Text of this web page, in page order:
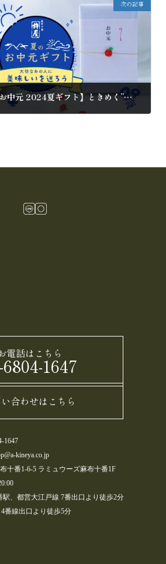
次の記事
【麻布十番 杵屋のお中元 2024夏ギフト】ときめく”りんごの水引き”がアイコンの、杵屋のやさいフルーツギフトを7/2(火)より販売開始
電話はこちら
6804-1647
合わせはこちら
1647
kineya.co.jp
十番1-6-5 ラミュウーズ麻布十番1F
駅、都営大江戸線 7番出口より徒歩2分
番線出口より徒歩5分